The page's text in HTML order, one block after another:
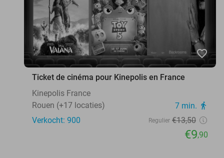
favorite_border
Ticket de cinéma pour Kinepolis en France
Kinepolis France
Rouen (+17 locaties)
7 min. directions_walk
Verkocht: 900 Regulier €13,50
€9,90